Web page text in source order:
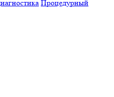
Процедурный